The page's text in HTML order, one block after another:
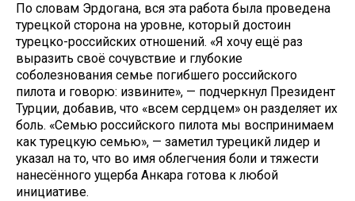
По словам Эрдогана, вся эта работа была проведена
турецкой сторона на уровне, который достоин
турецко-российских отношений. «Я хочу ещё раз
выразить своё сочувствие и глубокие
соболезнования семье погибшего российского
пилота и говорю: извините», — подчеркнул Президент
Турции, добавив, что «всем сердцем» он разделяет их
боль. «Семью российского пилота мы воспринимаем
как турецкую семью», — заметил турецикй лидер и
указал на то, что во имя облегчения боли и тяжести
нанесённого ущерба Анкара готова к любой
инициативе.